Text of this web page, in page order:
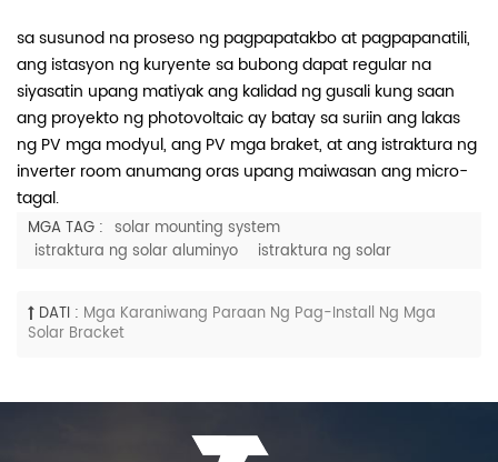
sa susunod na proseso ng pagpapatakbo at pagpapanatili,
ang istasyon ng kuryente sa bubong dapat regular na
siyasatin upang matiyak ang kalidad ng gusali kung saan
ang proyekto ng photovoltaic ay batay sa suriin ang lakas
ng PV mga modyul, ang PV mga braket, at ang istraktura ng
inverter room anumang oras upang maiwasan ang micro-
tagal.
MGA TAG : solar mounting system
istraktura ng solar aluminyo
istraktura ng solar
DATI : Mga Karaniwang Paraan Ng Pag-Install Ng Mga
Solar Bracket